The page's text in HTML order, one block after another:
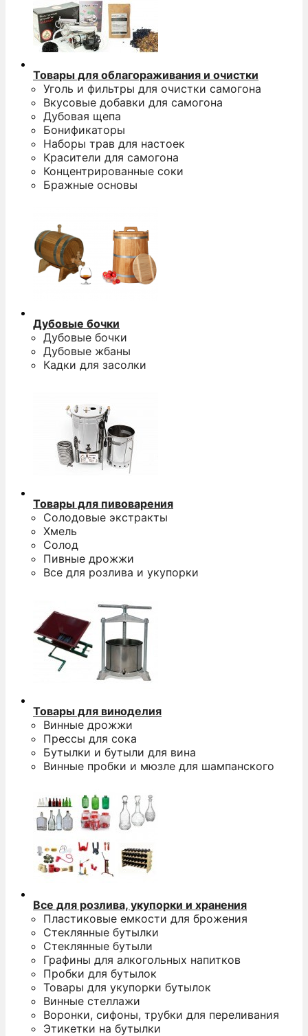
Товары для облагораживания и очистки
Уголь и фильтры для очистки самогона
Вкусовые добавки для самогона
Дубовая щепа
Бонификаторы
Наборы трав для настоек
Красители для самогона
Концентрированные соки
Бражные основы
Дубовые бочки
Дубовые бочки
Дубовые жбаны
Кадки для засолки
Товары для пивоварения
Солодовые экстракты
Хмель
Солод
Пивные дрожжи
Все для розлива и укупорки
Товары для виноделия
Винные дрожжи
Прессы для сока
Бутылки и бутыли для вина
Винные пробки и мюзле для шампанского
Все для розлива, укупорки и хранения
Пластиковые емкости для брожения
Стеклянные бутылки
Стеклянные бутыли
Графины для алкогольных напитков
Пробки для бутылок
Товары для укупорки бутылок
Винные стеллажи
Воронки, сифоны, трубки для переливания
Этикетки на бутылки